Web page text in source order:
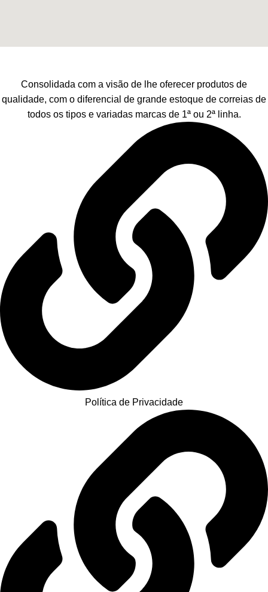
Consolidada com a visão de lhe oferecer produtos de
qualidade, com o diferencial de grande estoque de correias de
todos os tipos e variadas marcas de 1ª ou 2ª linha.
Política de Privacidade